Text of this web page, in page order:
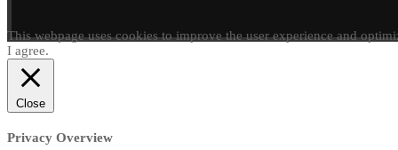
This webpage uses cookies to improve the user experience and
I agree.
Close
Privacy Overview